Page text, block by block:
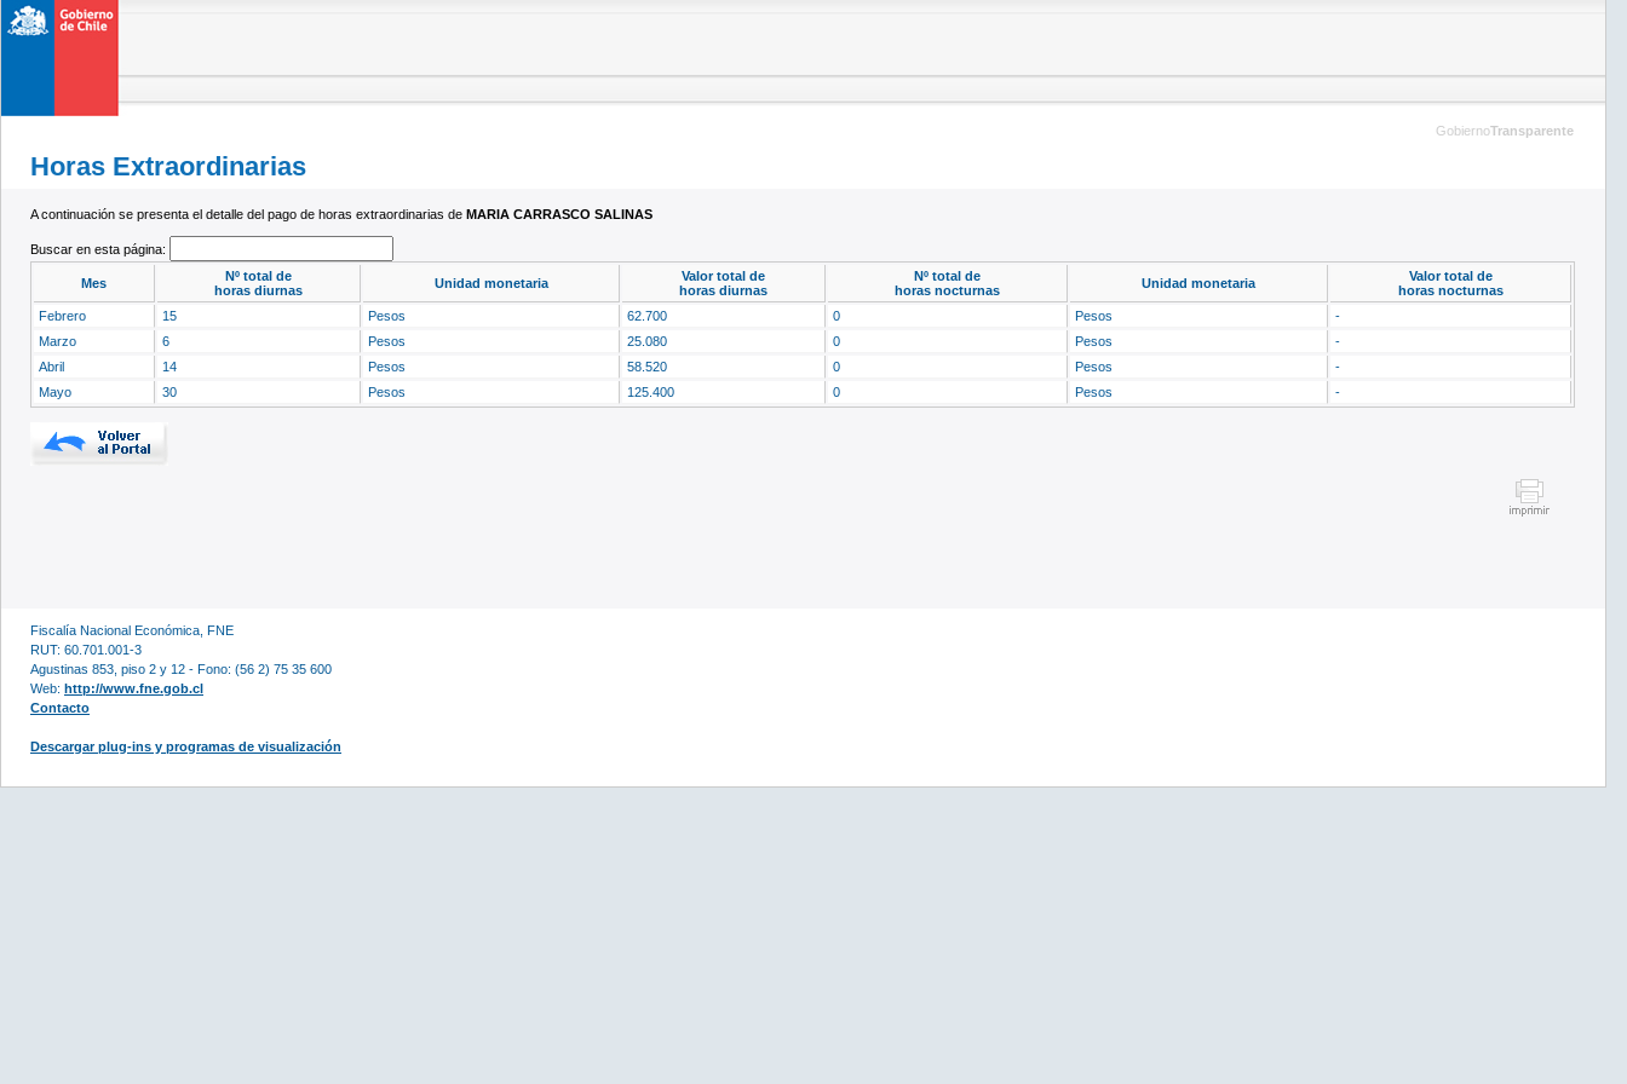
GobiernoTransparente
Horas Extraordinarias
A continuación se presenta el detalle del pago de horas extraordinarias de MARIA CARRASCO SALINAS
Buscar en esta página:
Mes
Nº total de
horas diurnas
Unidad monetaria
Valor total de
horas diurnas
Nº total de
horas nocturnas
Unidad monetaria
Valor total de
horas nocturnas
Febrero
15 Pesos 62.700 0 Pesos
-
Marzo
6 Pesos 25.080 0 Pesos
-
Abril
14 Pesos 58.520 0 Pesos
-
Mayo
30 Pesos 125.400 0 Pesos -
Fiscalía Nacional Económica, FNE
RUT: 60.701.001-3
Agustinas 853, piso 2 y 12 - Fono: (56 2) 75 35 600
Web: http://www.fne.gob.cl
Contacto
Descargar plug-ins y programas de visualización